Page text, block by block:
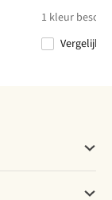
1 kleur
Vergelijk